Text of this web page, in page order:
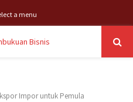
a menu
Impor untuk Pemula